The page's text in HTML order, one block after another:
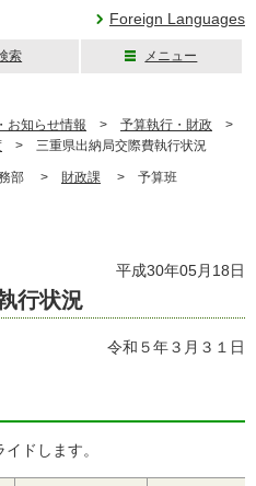
Foreign Languages
索 メニュー
お知らせ情報 > 予算執行・財政 >
> 三重県出納局交際費執行状況
部 > 財政課 > 予算班
平成30年05月18日
行状況
令和５年３月３１日
ドします。